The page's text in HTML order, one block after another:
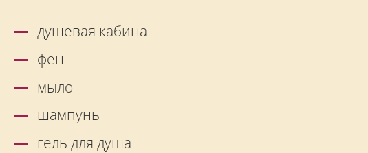
душевая кабина
фен
мыло
шампунь
гель для душа